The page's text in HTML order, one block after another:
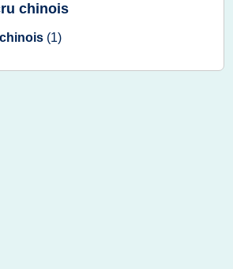
chinois
chinois (1)